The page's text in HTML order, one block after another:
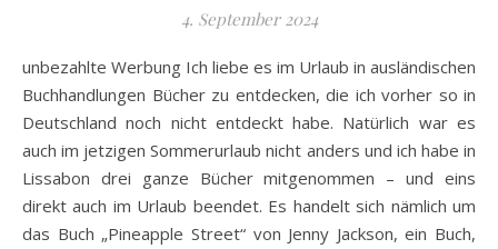
4. September 2024
unbezahlte Werbung Ich liebe es im Urlaub in ausländischen
Buchhandlungen Bücher zu entdecken, die ich vorher so in
Deutschland noch nicht entdeckt habe. Natürlich war es
auch im jetzigen Sommerurlaub nicht anders und ich habe in
Lissabon drei ganze Bücher mitgenommen – und eins
direkt auch im Urlaub beendet. Es handelt sich nämlich um
das Buch „Pineapple Street“ von Jenny Jackson, ein Buch,